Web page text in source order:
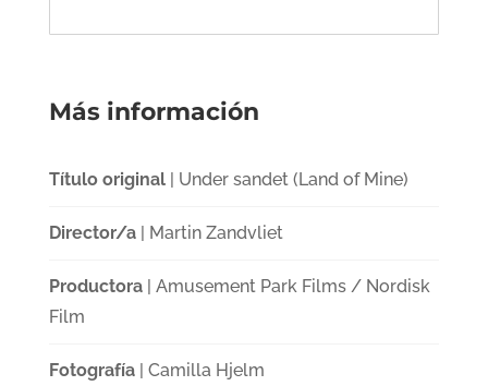
Más información
Título original| Under sandet (Land of Mine)
Director/a| Martin Zandvliet
Productora| Amusement Park Films / Nordisk
Film
Fotografía| Camilla Hjelm